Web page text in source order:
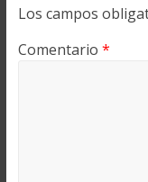
Los campos
Comentario *